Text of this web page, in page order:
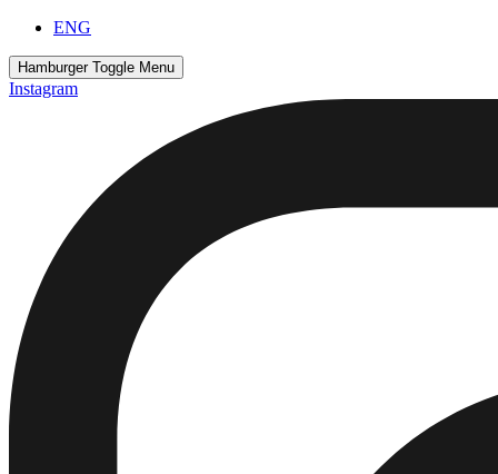
Скочите
садржај
ENG
Hamburger Toggle Menu
Instagram